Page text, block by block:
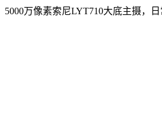
5000万像素索尼LYT710大底主摄，